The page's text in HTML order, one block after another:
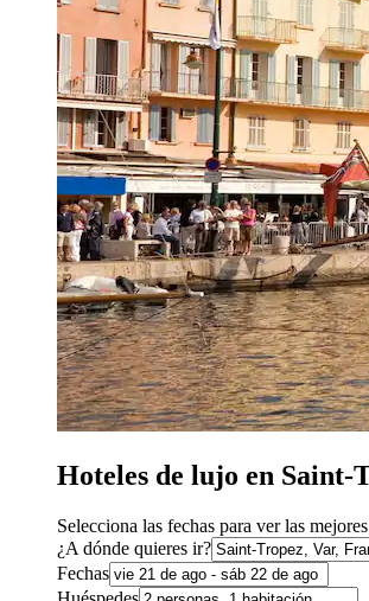
Hoteles de lujo en Saint-
Selecciona las fechas para ver las
¿A dónde quieres ir?
Fechas